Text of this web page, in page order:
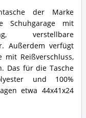
der Marke
Schuhgarage mit
verstellbare
Außerdem verfügt
mit Reißverschluss,
Das für die Tasche
und 100%
etwa 44x41x24